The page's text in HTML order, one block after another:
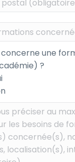
une
?